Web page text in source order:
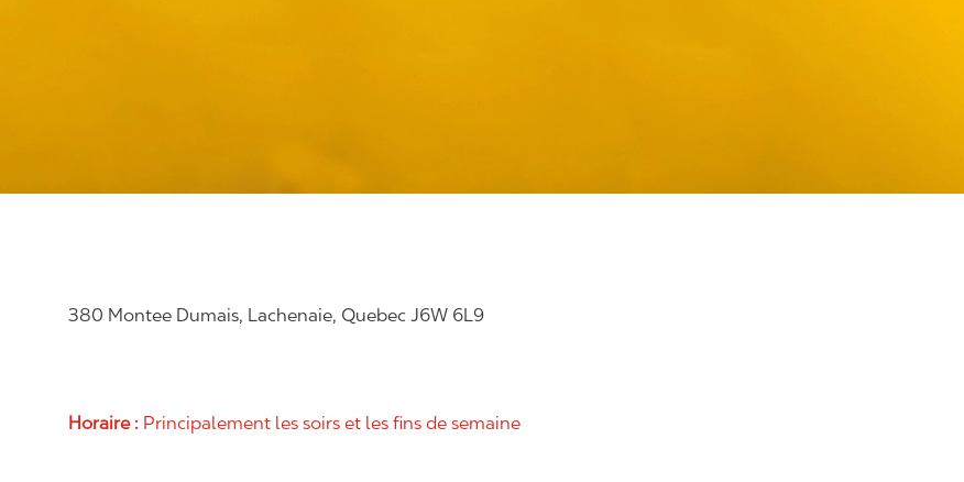
380 Montee Dumais, Lachenaie, Quebec J6W 6L9
Horaire : Principalement les soirs et les fins de semaine